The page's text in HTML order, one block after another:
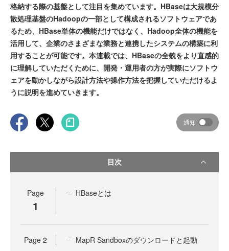
格納する際の基盤として注目を集めています。HBaseは大規模分
散処理基盤のHadoopの一部として構成されるソフトウェアであ
るため、HBase単体の機能だけではなく、Hadoop全体の機能を
活用して、企業のさまざまな業務と連携したシステムの構築に利
用することが可能です。本連載では、HBaseの全貌をより直感的
に理解していただくために、開発・運用者の方が実際にソフトウ
ェアを動かしながら設計方法や操作方法を把握していただけるよ
うに説明を進めていきます。
通知
目次
Page
1
HBaseとは
Page 2 MapR Sandboxのダウンロードと起動